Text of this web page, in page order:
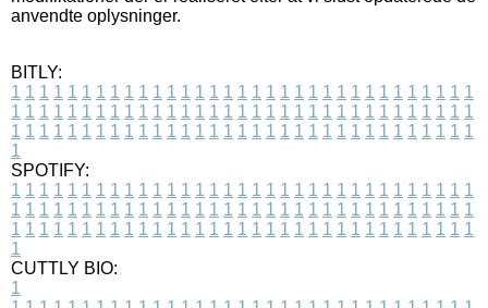
anvendte oplysninger.
BITLY:
1 1 1 1 1 1 1 1 1 1 1 1 1 1 1 1 1 1 1 1 1 1 1 1 1 1 1 1 1 1 1 1 1
1 1 1 1 1 1 1 1 1 1 1 1 1 1 1 1 1 1 1 1 1 1 1 1 1 1 1 1 1 1 1 1 1
1 1 1 1 1 1 1 1 1 1 1 1 1 1 1 1 1 1 1 1 1 1 1 1 1 1 1 1 1 1 1 1 1
1
SPOTIFY:
1 1 1 1 1 1 1 1 1 1 1 1 1 1 1 1 1 1 1 1 1 1 1 1 1 1 1 1 1 1 1 1 1
1 1 1 1 1 1 1 1 1 1 1 1 1 1 1 1 1 1 1 1 1 1 1 1 1 1 1 1 1 1 1 1 1
1 1 1 1 1 1 1 1 1 1 1 1 1 1 1 1 1 1 1 1 1 1 1 1 1 1 1 1 1 1 1 1 1
1
CUTTLY BIO:
1